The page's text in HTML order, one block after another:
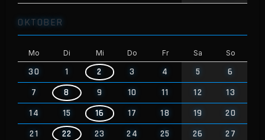
OKTOBER
Mo Di Mi Do Fr Sa So
30 1 2 3 4 5
6
7
8 9 10 11 12
13
14
15 16 17 18 19
20
21
22 23 24 25 26
27